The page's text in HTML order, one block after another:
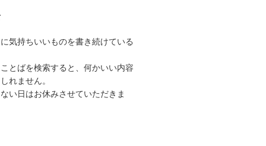
気持ちいいものを書き続けている
とばを検索すると、何かいい内容
れません。
い日はお休みさせていただきま